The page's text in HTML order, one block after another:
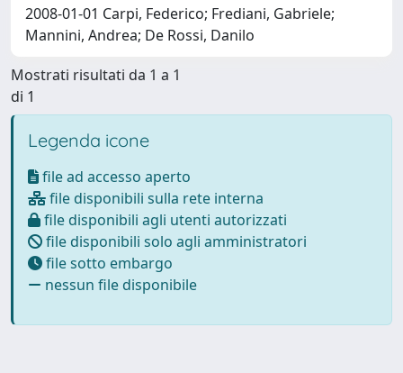
2008-01-01 Carpi, Federico; Frediani, Gabriele;
Mannini, Andrea; De Rossi, Danilo
Mostrati risultati da 1 a 1
di 1
Legenda icone
file ad accesso aperto
file disponibili sulla rete interna
file disponibili agli utenti autorizzati
file disponibili solo agli amministratori
file sotto embargo
nessun file disponibile